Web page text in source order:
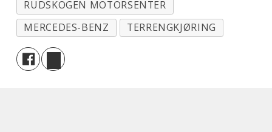
RUDSKOGEN MOTORSENTER
MERCEDES-BENZ
TERRENGKJØRING